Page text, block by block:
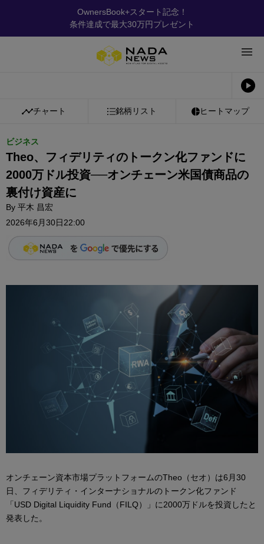
OwnersBook+スタート記念！
条件達成で最大30万円プレゼント
チャート 銘柄リスト ヒートマップ
ビジネス
Theo、フィデリティのトークン化ファンドに
2000万ドル投資──オンチェーン米国債商品の
裏付け資産に
By 平木 昌宏
2026年6月30日22:00
オンチェーン資本市場プラットフォームのTheo（セオ）は6月30
日、フィデリティ・インターナショナルのトークン化ファンド
「USD Digital Liquidity Fund（FILQ）」に2000万ドルを投資したと
発表した。